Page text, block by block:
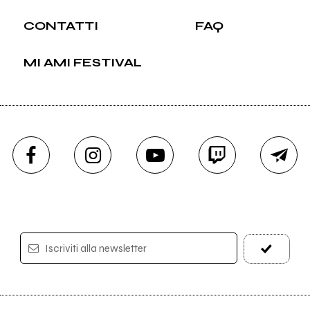
CONTATTI FAQ
MI AMI FESTIVAL
Iscriviti alla newsletter